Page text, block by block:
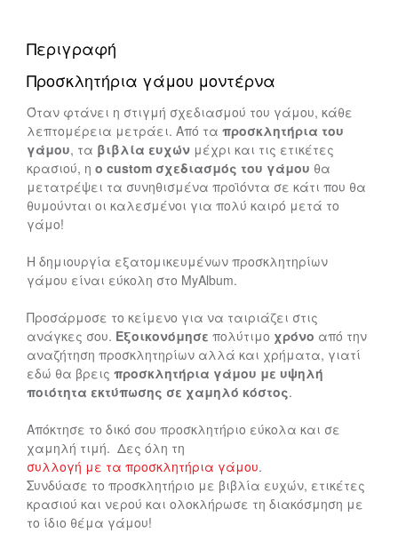
Περιγραφή
Προσκλητήρια γάμου μοντέρνα
Όταν φτάνει η στιγμή σχεδιασμού του γάμου, κάθε
λεπτομέρεια μετράει. Από τα προσκλητήρια του
γάμου, τα βιβλία ευχών μέχρι και τις ετικέτες
κρασιού, η ο custom σχεδιασμός του γάμου θα
μετατρέψει τα συνηθισμένα προϊόντα σε κάτι που θα
θυμούνται οι καλεσμένοι για πολύ καιρό μετά το
γάμο!
Η δημιουργία εξατομικευμένων προσκλητηρίων
γάμου είναι εύκολη στο MyAlbum.
Προσάρμοσε το κείμενο για να ταιριάζει στις
ανάγκες σου. Εξοικονόμησε πολύτιμο χρόνο από την
αναζήτηση προσκλητηρίων αλλά και χρήματα, γιατί
εδώ θα βρεις προσκλητήρια γάμου με υψηλή
ποιότητα εκτύπωσης σε χαμηλό κόστος.
Απόκτησε το δικό σου προσκλητήριο εύκολα και σε
χαμηλή τιμή. Δες όλη τη
συλλογή με τα προσκλητήρια γάμου.
Συνδύασε το προσκλητήριο με βιβλία ευχών, ετικέτες
κρασιού και νερού και ολοκλήρωσε τη διακόσμηση με
το ίδιο θέμα γάμου!